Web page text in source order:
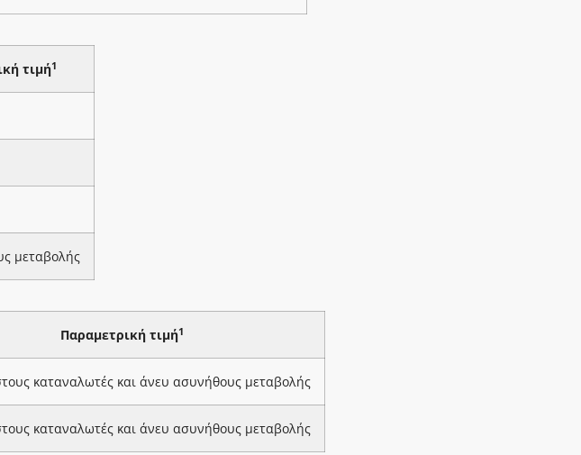
τιμή1
μεταβολής
Παραμετρική τιμή1
καταναλωτές και άνευ ασυνήθους μεταβολής
καταναλωτές και άνευ ασυνήθους μεταβολής